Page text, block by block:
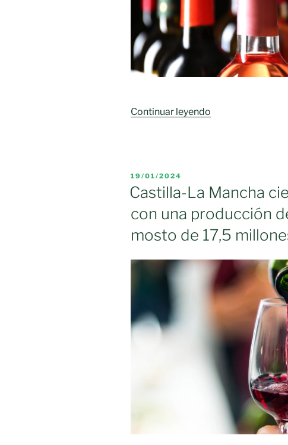
Continuar leyendo
del
podio
‘los
vinos’
de
España»
PUBLICADO
EL
19/01/2024
Castilla-La Mancha
con una producción
mosto de 17,5